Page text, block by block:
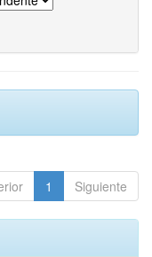
1 Siguiente